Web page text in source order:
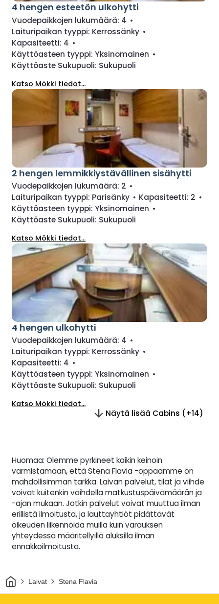
4 hengen esteetön ulkohytti
Vuodepaikkojen lukumäärä: 4 •
Laituripaikan tyyppi: Kerrossänky •
Kapasiteetti: 4 •
Käyttöasteen tyyppi: Yksinomainen •
Käyttöaste Sukupuoli: Sukupuoli
Katso Mökki tiedot...
2 hengen lemmikkiystävällinen sisähytti
Vuodepaikkojen lukumäärä: 2 •
Laituripaikan tyyppi: Parisänky • Kapasiteetti: 2 •
Käyttöasteen tyyppi: Yksinomainen •
Käyttöaste Sukupuoli: Sukupuoli
Katso Mökki tiedot...
4 hengen ulkohytti
Vuodepaikkojen lukumäärä: 4 •
Laituripaikan tyyppi: Kerrossänky •
Kapasiteetti: 4 •
Käyttöasteen tyyppi: Yksinomainen •
Käyttöaste Sukupuoli: Sukupuoli
Katso Mökki tiedot...
Näytä lisää Cabins (+14)
Huomaa: Olemme pyrkineet kaikin keinoin
varmistamaan, että Stena Flavia -oppaamme on
mahdollisimman tarkka. Laivan palvelut, tilat ja viihde
voivat kuitenkin vaihdella matkustuspäivämäärän ja
-ajan mukaan. Jotkin palvelut voivat muuttua ilman
erillistä ilmoitusta, ja lauttayhtiöt pidättävät
oikeuden liikennöidä muilla kuin varauksen
yhteydessä määritellyillä aluksilla ilman
ennakkoilmoitusta.
Kotiin Laivat Stena Flavia